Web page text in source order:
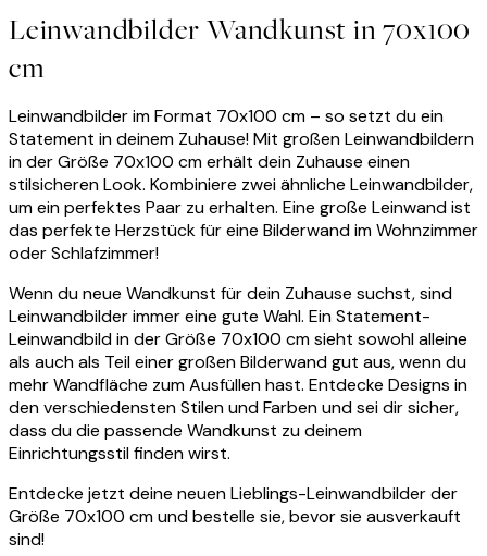
Leinwandbilder Wandkunst in 70x100
cm
Leinwandbilder im Format 70x100 cm – so setzt du ein
Statement in deinem Zuhause! Mit großen Leinwandbildern
in der Größe 70x100 cm erhält dein Zuhause einen
stilsicheren Look. Kombiniere zwei ähnliche Leinwandbilder,
um ein perfektes Paar zu erhalten. Eine große Leinwand ist
das perfekte Herzstück für eine Bilderwand im Wohnzimmer
oder Schlafzimmer!
Wenn du neue Wandkunst für dein Zuhause suchst, sind
Leinwandbilder immer eine gute Wahl. Ein Statement-
Leinwandbild in der Größe 70x100 cm sieht sowohl alleine
als auch als Teil einer großen Bilderwand gut aus, wenn du
mehr Wandfläche zum Ausfüllen hast. Entdecke Designs in
den verschiedensten Stilen und Farben und sei dir sicher,
dass du die passende Wandkunst zu deinem
Einrichtungsstil finden wirst.
Entdecke jetzt deine neuen Lieblings-Leinwandbilder der
Größe 70x100 cm und bestelle sie, bevor sie ausverkauft
sind!